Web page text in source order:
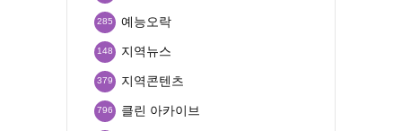
예능오락
285
지역뉴스
148
지역콘텐츠
379
클린 아카이브
796